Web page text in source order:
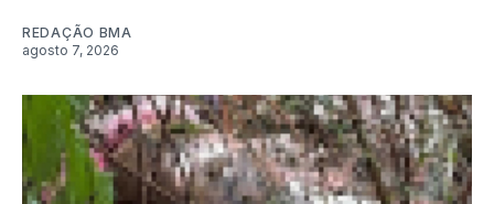
REDAÇÃO BMA
agosto 7, 2026